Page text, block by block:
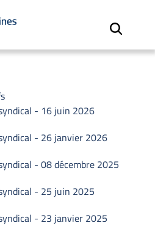
- 16 juin 2026
- 26 janvier 2026
- 08 décembre 2025
- 25 juin 2025
- 23 janvier 2025
sur ce site.